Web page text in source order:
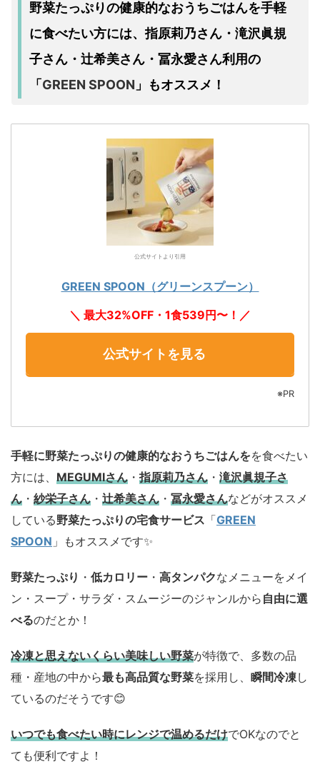
野菜たっぷりの健康的なおうちごはんを手軽
に食べたい方には、指原莉乃さん・滝沢眞規
子さん・辻希美さん・冨永愛さん利用の
「 GREEN SPOON 」 もオススメ！
公式サイトより引用
GREEN SPOON（グリーンスプーン）
＼ 最大32%OFF・1食539円〜！／
公式サイトを見る
※PR
手軽に野菜たっぷりの健康的なおうちごはんをを食べたい
方には、 MEGUMIさん ・ 指原莉乃さん ・ 滝沢眞規子さ
ん ・ 紗栄子さん ・ 辻希美さん ・ 冨永愛さんなどがオススメ
している野菜たっぷりの宅食サービス 「GREEN
SPOON 」もオススメです✨
野菜たっぷり ・ 低カロリー ・ 高タンパクなメニューをメイ
ン・スープ・サラダ・スムージーのジャンルから 自由に選
べるのだとか！
冷凍と思えないくらい美味しい野菜が特徴で、多数の品
種・産地の中から最も高品質な野菜を採用し、 瞬間冷凍し
ているのだそうです😊
いつでも食べたい時にレンジで温めるだけでOKなのでと
ても便利ですよ！